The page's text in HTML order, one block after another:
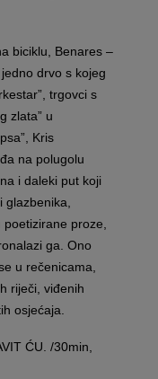
biciklu, Benares –
drvo s kojeg
trgovci s
zlata” u
Kris
na polugolu
i daleki put koji
proze,
ga. Ono
u rečenicama,
riječi, viđenih
osjećaja.
ĆU. /30min,